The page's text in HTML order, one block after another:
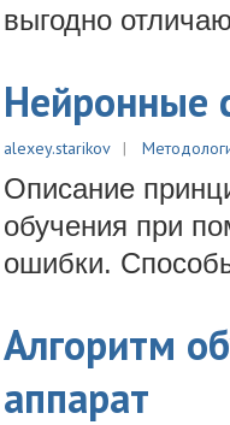
выгодно
Нейронные
alexey.starikov
Описание
обучения при
ошибки.
Алгоритм
аппарат